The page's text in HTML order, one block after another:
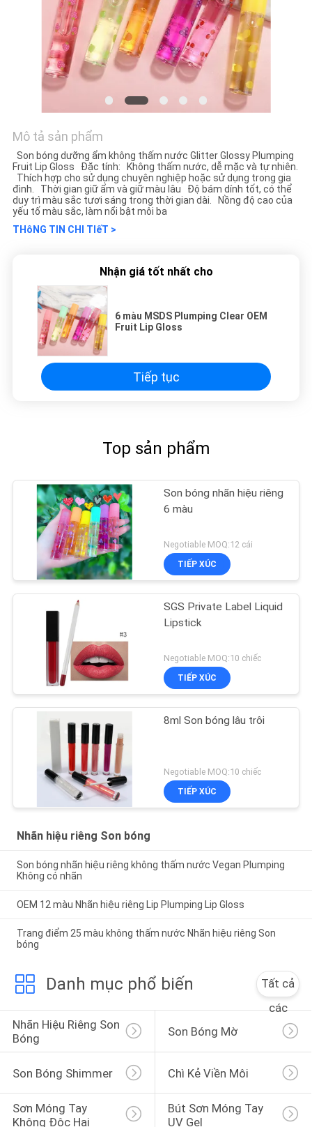
Mô tả sản phẩm
Son bóng dưỡng ẩm không thấm nước Glitter Glossy Plumping
Fruit Lip Gloss Đặc tính: Không thấm nước, dễ mặc và tự nhiên.
Thích hợp cho sử dụng chuyên nghiệp hoặc sử dụng trong gia
đình. Thời gian giữ ẩm và giữ màu lâu Độ bám dính tốt, có thể
duy trì màu sắc tươi sáng trong thời gian dài. Nồng độ cao của
yếu tố màu sắc, làm nổi bật môi ba
THôNG TIN CHI TIếT >
Nhận giá tốt nhất cho
6 màu MSDS Plumping Clear OEM
Fruit Lip Gloss
Tiếp tục
Top sản phẩm
Son bóng nhãn hiệu riêng
6 màu
Negotiable MOQ:12 cái
TIẾP XÚC
SGS Private Label Liquid
Lipstick
Negotiable MOQ:10 chiếc
TIẾP XÚC
8ml Son bóng lâu trôi
Negotiable MOQ:10 chiếc
TIẾP XÚC
Nhãn hiệu riêng Son bóng
Son bóng nhãn hiệu riêng không thấm nước Vegan Plumping
Không có nhãn
OEM 12 màu Nhãn hiệu riêng Lip Plumping Lip Gloss
Trang điểm 25 màu không thấm nước Nhãn hiệu riêng Son
bóng
Danh mục phổ biến
Tất cả
các
Nhãn Hiệu Riêng Son
Bóng
Son Bóng Mờ
Son Bóng Shimmer Chì Kẻ Viền Môi
Sơn Móng Tay
Không Độc Hại
Bút Sơn Móng Tay
UV Gel